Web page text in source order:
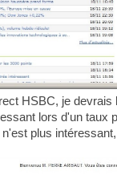
HSBC, je devrais
lors d'un taux
plus